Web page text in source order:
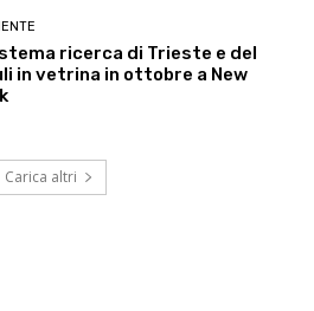
ricerca di Trieste e del
in vetrina in ottobre a New
Carica altri